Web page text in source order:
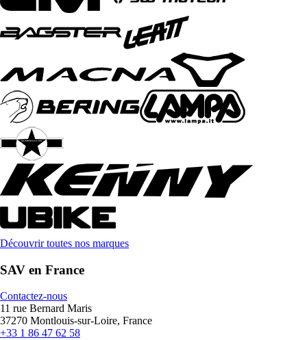
Découvrir toutes nos marques
SAV en France
Contactez-nous
11 rue Bernard Maris
37270 Montlouis-sur-Loire, France
+33 1 86 47 62 58